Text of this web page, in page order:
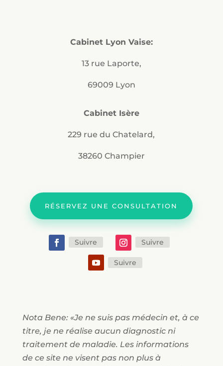
Cabinet Lyon Vaise:
13 rue Laporte,
69009 Lyon
Cabinet Isère
229 rue du Chatelard,
38260 Champier
RÉSERVEZ UNE CONSULTATION
Suivre Suivre
Suivre
Nota Bene: «Je ne suis pas médecin et, à ce
titre, je ne réalise aucun diagnostic ni
traitement de maladie. Les informations
de ce site ne visent pas non plus à